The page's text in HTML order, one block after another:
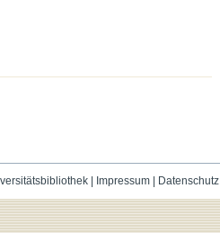
| Impressum| Datenschutz